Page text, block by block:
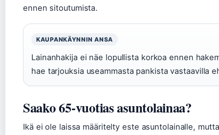
ennen sitoutumista.
KAUPANKÄYNNIN ANSA
Lainanhakija ei näe lopullista korkoa ennen
hae tarjouksia useammasta pankista vastaavilla
Saako 65-vuotias asuntolainaa?
Ikä ei ole laissa määritelty este asuntolainalle,